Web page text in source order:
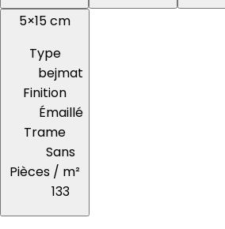
5×15 cm
Type
bejmat
Finition
Émaillé
Trame
Sans
Pièces / m²
133